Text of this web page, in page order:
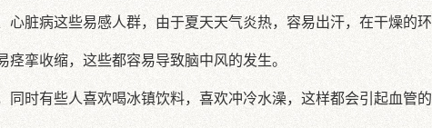
脏病这些易感人群，由于夏天天气炎热，容易出汗，在干燥的
挛收缩，这些都容易导致脑中风的发生。
时有些人喜欢喝冰镇饮料，喜欢冲冷水澡，这样都会引起血管